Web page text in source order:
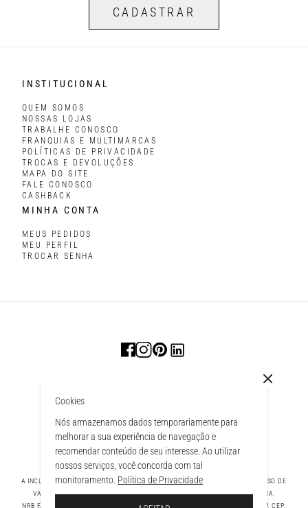
Cookies
Nós armazenamos dados temporariamente para
melhorar a sua experiência de navegação e
recomendar conteúdo de seu interesse. Ao utilizar
nossos serviços, você concorda com tal
monitoramento. Política de Privacidade
CADASTRAR
INSTITUCIONAL
QUEM SOMOS
NOSSAS LOJAS
TRABALHE CONOSCO
FRANQUIAS E MULTIMARCAS
POLÍTICAS DE PRIVACIDADE
TROCAS E DEVOLUÇÕES
MAPA DO SITE
FALE CONOSCO
CASHBACK
MINHA CONTA
MEUS PEDIDOS
MEU PERFIL
TROCAR SENHA
A INCLUSÃO DE UM PRODUTO NA SACOLA NÃO GARANTE SEU PREÇO. EM CASO DE
VARIAÇÃO, PREVALECERÁ O PREÇO VIGENTE NA FINALIZAÇÃO DA COMPRA.
NRB FASHION COMPANY LTDA - AV. TAMBORE, 1043 - TAMBORÉ BARUERI - SP, CEP: